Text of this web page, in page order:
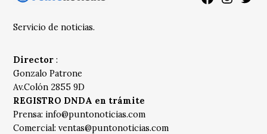
Servicio de noticias.
Director :
Gonzalo Patrone
Av.Colón 2855 9D
REGISTRO DNDA en trámite
Prensa: info@puntonoticias.com
Comercial:ventas@puntonoticias.com